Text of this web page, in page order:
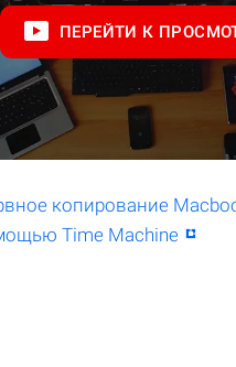
ПЕРЕЙТИ К
копирование
Time Machine